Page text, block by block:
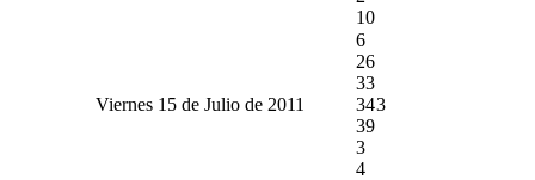
10
Viernes 15 de Julio de 2011
6
26
33
34
39
3
4
3